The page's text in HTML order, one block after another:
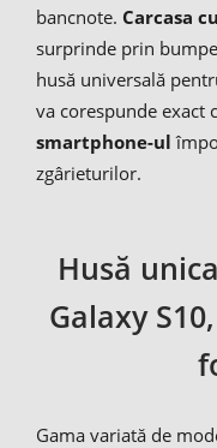
bancnote. Carcasa
surprinde prin
husă universală
va corespunde exact
smartphone-ul
zgârieturilor.
Husă
Galaxy
Gama variată de